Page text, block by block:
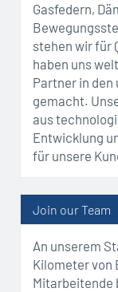
Gasfedern,
stehen wir für
haben uns
Partner in
gemacht.
aus
Entwicklung
für unsere
Join our Team
An unserem
Kilometer von
Mitarbeitende